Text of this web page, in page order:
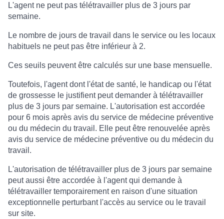
L'agent ne peut pas télétravailler plus de 3 jours par
semaine.
Le nombre de jours de travail dans le service ou les locaux
habituels ne peut pas être inférieur à 2.
Ces seuils peuvent être calculés sur une base mensuelle.
Toutefois, l'agent dont l'état de santé, le handicap ou l'état
de grossesse le justifient peut demander à télétravailler
plus de 3 jours par semaine. L'autorisation est accordée
pour 6 mois après avis du service de médecine préventive
ou du médecin du travail. Elle peut être renouvelée après
avis du service de médecine préventive ou du médecin du
travail.
L'autorisation de télétravailler plus de 3 jours par semaine
peut aussi être accordée à l'agent qui demande à
télétravailler temporairement en raison d'une situation
exceptionnelle perturbant l'accès au service ou le travail
sur site.